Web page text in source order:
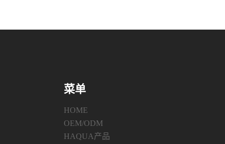
菜单
HOME
OEM/ODM
HAQUA产品